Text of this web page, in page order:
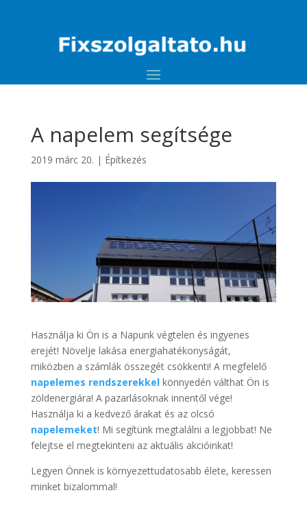
A napelem segítsége
2019 márc 20. | Építkezés
Használja ki Ön is a Napunk végtelen és ingyenes
erejét! Növelje lakása energiahatékonyságát,
miközben a számlák összegét csökkenti! A megfelelő
napelemes rendszerekkelkönnyedén válthat Ön is
zöldenergiára! A pazarlásoknak innentől vége!
Használja ki a kedvező árakat és az olcsó
napelemeket! Mi segítünk megtalálni a legjobbat! Ne
felejtse el megtekinteni az aktuális akcióinkat!
Legyen Önnek is környezettudatosabb élete, keressen
minket bizalommal!